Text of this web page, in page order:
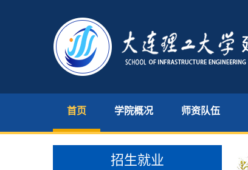
首页 学院概况 师资队伍
招生就业